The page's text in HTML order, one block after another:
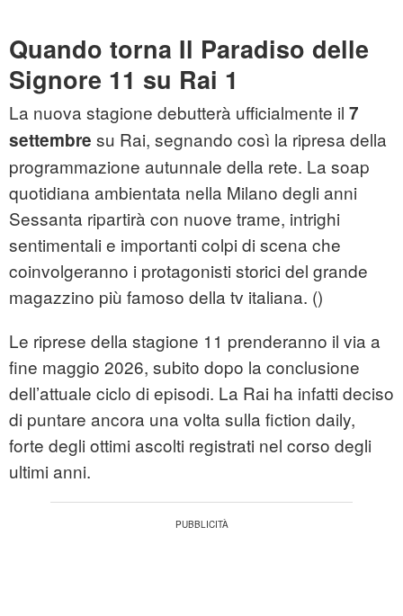
Quando torna Il Paradiso delle
Signore 11 su Rai 1
La nuova stagione debutterà ufficialmente il 7
settembre su Rai, segnando così la ripresa della
programmazione autunnale della rete. La soap
quotidiana ambientata nella Milano degli anni
Sessanta ripartirà con nuove trame, intrighi
sentimentali e importanti colpi di scena che
coinvolgeranno i protagonisti storici del grande
magazzino più famoso della tv italiana. ()
Le riprese della stagione 11 prenderanno il via a
fine maggio 2026, subito dopo la conclusione
dell’attuale ciclo di episodi. La Rai ha infatti deciso
di puntare ancora una volta sulla fiction daily,
forte degli ottimi ascolti registrati nel corso degli
ultimi anni.